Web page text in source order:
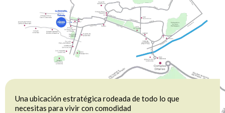
Una ubicación estratégica rodeada de todo lo que
necesitas para vivir con comodidad